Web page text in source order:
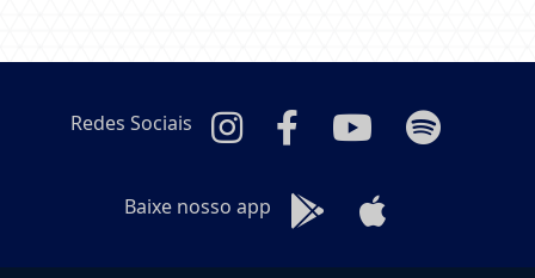
Redes Sociais
Baixe nosso app